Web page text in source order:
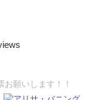
532 views
願いします！！